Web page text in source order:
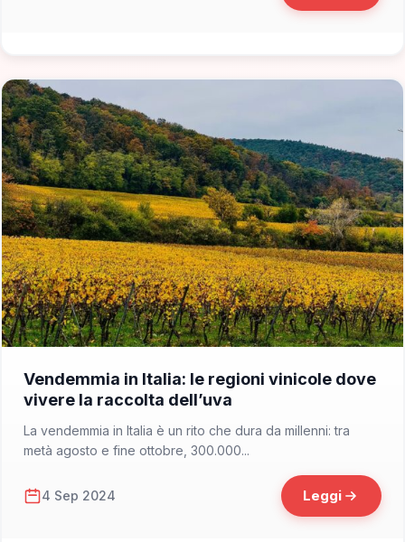
Vendemmia in Italia: le regioni vinicole dove
vivere la raccolta dell’uva
La vendemmia in Italia è un rito che dura da millenni: tra
metà agosto e fine ottobre, 300.000...
4 Sep 2024 Leggi